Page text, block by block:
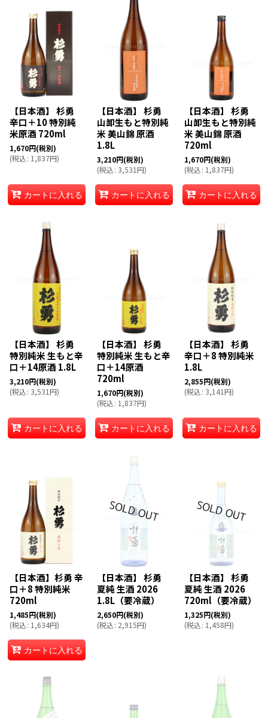
【日本酒】 杉勇
辛口＋10 特別純
米原酒 720ml
1,670円(税別)
(税込: 1,837円)
カートに入れる
【日本酒】 杉勇
山卸生もと特別純
米 美山錦 原酒
1.8L
3,210円(税別)
(税込: 3,531円)
カートに入れる
【日本酒】 杉勇
山卸生もと特別純
米 美山錦 原酒
720ml
1,670円(税別)
(税込: 1,837円)
カートに入れる
【日本酒】 杉勇
特別純米 生もと辛
口＋14原酒 1.8L
3,210円(税別)
(税込: 3,531円)
カートに入れる
【日本酒】 杉勇
特別純米 生もと辛
口＋14原酒
720ml
1,670円(税別)
(税込: 1,837円)
カートに入れる
【日本酒】 杉勇
辛口＋8 特別純米
1.8L
2,855円(税別)
(税込: 3,141円)
カートに入れる
【日本酒】杉勇 辛
口＋8 特別純米
720ml
1,485円(税別)
(税込: 1,634円)
カートに入れる
【日本酒】 杉勇
夏純 生酒 2026
1.8L（要冷蔵）
2,650円(税別)
(税込: 2,915円)
【日本酒】 杉勇
夏純 生酒 2026
720ml（要冷蔵）
1,325円(税別)
(税込: 1,458円)